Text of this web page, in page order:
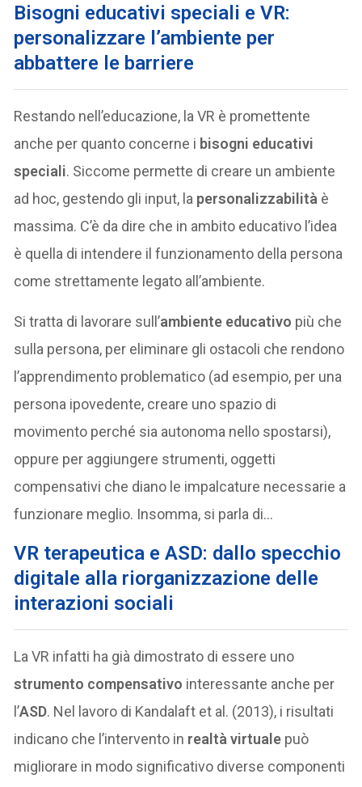
Bisogni educativi speciali e VR:
personalizzare l’ambiente per
abbattere le barriere
Restando nell’educazione, la VR è promettente
anche per quanto concerne i bisogni educativi
speciali. Siccome permette di creare un ambiente
ad hoc, gestendo gli input, la personalizzabilità è
massima. C’è da dire che in ambito educativo l’idea
è quella di intendere il funzionamento della persona
come strettamente legato all’ambiente.
Si tratta di lavorare sull’ambiente educativo più che
sulla persona, per eliminare gli ostacoli che rendono
l’apprendimento problematico (ad esempio, per una
persona ipovedente, creare uno spazio di
movimento perché sia autonoma nello spostarsi),
oppure per aggiungere strumenti, oggetti
compensativi che diano le impalcature necessarie a
funzionare meglio. Insomma, si parla di…
VR terapeutica e ASD: dallo specchio
digitale alla riorganizzazione delle
interazioni sociali
La VR infatti ha già dimostrato di essere uno
strumento compensativo interessante anche per
l’ASD. Nel lavoro di Kandalaft et al. (2013), i risultati
indicano che l’intervento in realtà virtuale può
migliorare in modo significativo diverse componenti